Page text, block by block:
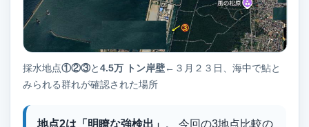
採水地点①②③と4.5万 トン岸壁← ３月２３日、海中で鮎と
みられる群れが確認された場所
地点2は「明瞭な強検出」 。 今回の3地点比較の